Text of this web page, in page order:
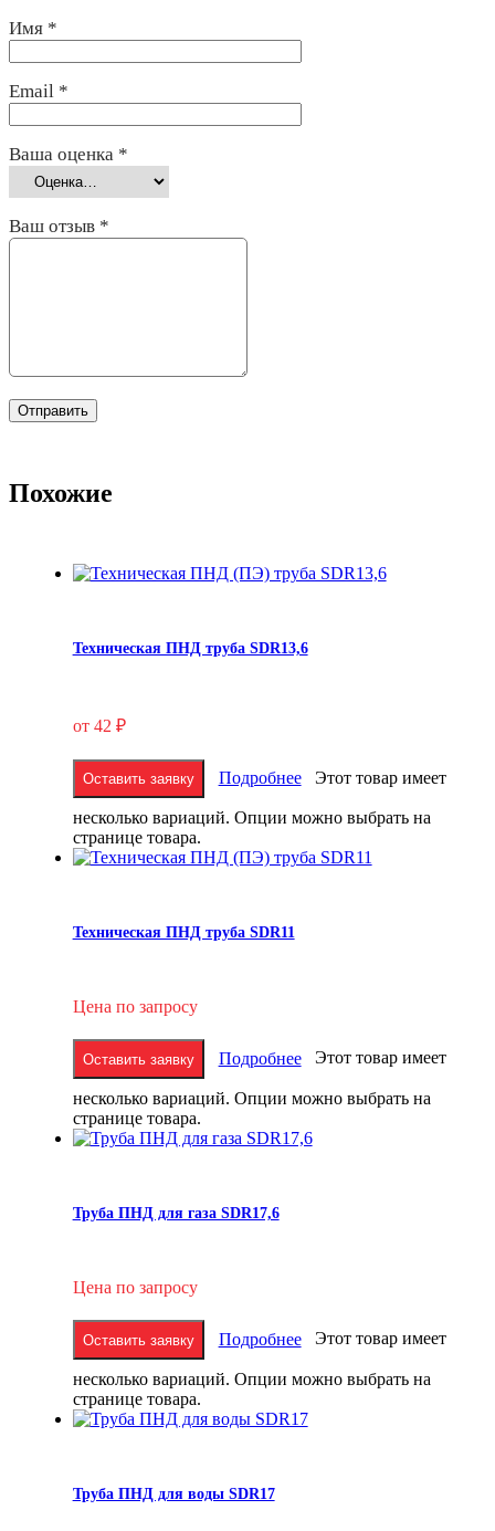
Имя *
Email *
Ваша оценка *
Ваш отзыв *
Похожие
Техническая ПНД труба SDR13,6
от 42 ₽
Оставить заявку Подробнее Этот товар имеет
несколько вариаций. Опции можно выбрать на
странице товара.
Техническая ПНД труба SDR11
Цена по запросу
Оставить заявку Подробнее Этот товар имеет
несколько вариаций. Опции можно выбрать на
странице товара.
Труба ПНД для газа SDR17,6
Цена по запросу
Оставить заявку Подробнее Этот товар имеет
несколько вариаций. Опции можно выбрать на
странице товара.
Труба ПНД для воды SDR17